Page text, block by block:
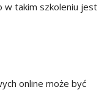
w takim szkoleniu jest
online może być